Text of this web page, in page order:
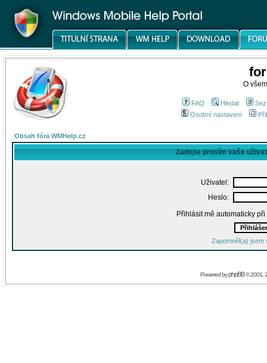
O
FAQ Hledat
Osobní nastavení
Obsah fóra WMHelp.cz
Zadejte prosím vaše
Uživatel:
Heslo:
Přihlásit mě automaticky
Zapomněl(a) jsem
Powered byphpBB© 2001,